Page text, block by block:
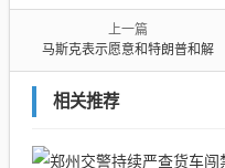
上一篇
马斯克表示愿意和特朗普和解
相关推荐